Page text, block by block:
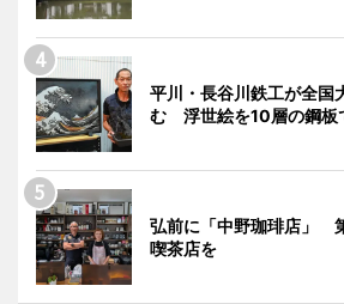
平川・長谷川鉄工が全国
む 浮世絵を10層の鋼板
弘前に「中野珈琲店」
喫茶店を